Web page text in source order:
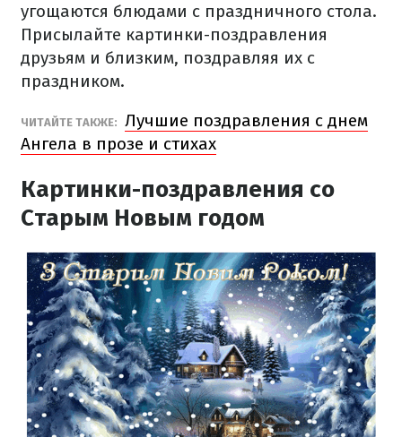
угощаются блюдами с праздничного стола.
Присылайте картинки-поздравления
друзьям и близким, поздравляя их с
праздником.
ЧИТАЙТЕ ТАКЖЕ: Лучшие поздравления с днем
Ангела в прозе и стихах
Картинки-поздравления со
Старым Новым годом